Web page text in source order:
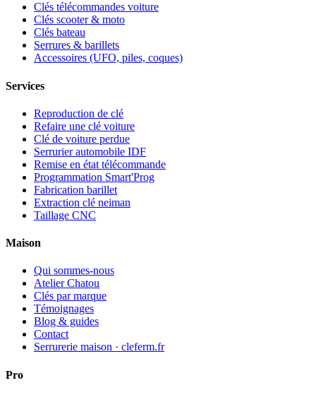
Clés télécommandes voiture
Clés scooter & moto
Clés bateau
Serrures & barillets
Accessoires (UFO, piles, coques)
Services
Reproduction de clé
Refaire une clé voiture
Clé de voiture perdue
Serrurier automobile IDF
Remise en état télécommande
Programmation Smart'Prog
Fabrication barillet
Extraction clé neiman
Taillage CNC
Maison
Qui sommes-nous
Atelier Chatou
Clés par marque
Témoignages
Blog & guides
Contact
Serrurerie maison · cleferm.fr
Pro